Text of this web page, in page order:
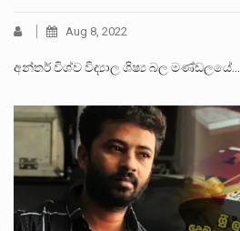
Aug 8, 2022
අන්තර් විශ්ව විද්‍යාල ශිෂ්‍ය බල මණ්ඩලයේ…